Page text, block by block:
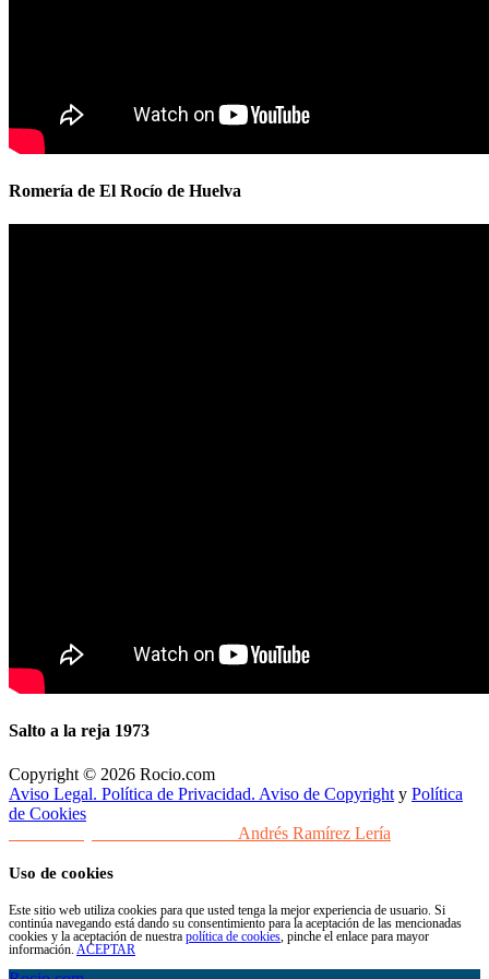
Romería de El Rocío de Huelva
Salto a la reja 1973
Copyright © 2026 Rocio.com
Aviso Legal. Política de Privacidad. Aviso de Copyright y Política
de Cookies
Andrés Ramírez Lería
Uso de cookies
Este sitio web utiliza cookies para que usted tenga la mejor experiencia de usuario. Si
continúa navegando está dando su consentimiento para la aceptación de las mencionadas
cookies y la aceptación de nuestra política de cookies , pinche el enlace para mayor
información. ACEPTAR